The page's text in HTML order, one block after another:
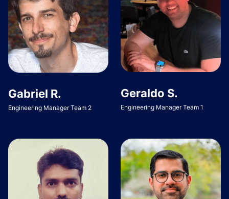
Gabriel R.
Engineering Manager Team 2
Geraldo S.
Engineering Manager Team 1